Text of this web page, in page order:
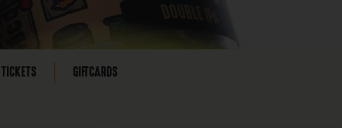
TICKETS GIFTCARDS